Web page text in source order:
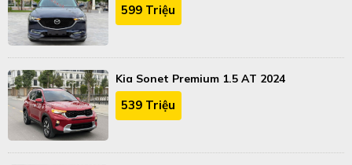
599 Triệu
Kia Sonet Premium 1.5 AT 2024
539 Triệu